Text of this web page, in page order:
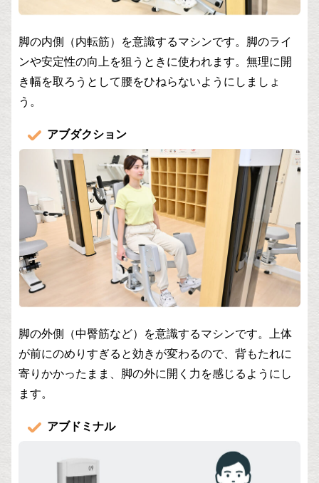
脚の内側（内転筋）を意識するマシンです。脚のライ
ンや安定性の向上を狙うときに使われます。無理に開
き幅を取ろうとして腰をひねらないようにしましょ
う。
アブダクション
脚の外側（中臀筋など）を意識するマシンです。上体
が前にのめりすぎると効きが変わるので、背もたれに
寄りかかったまま、脚の外に開く力を感じるようにし
ます。
アブドミナル